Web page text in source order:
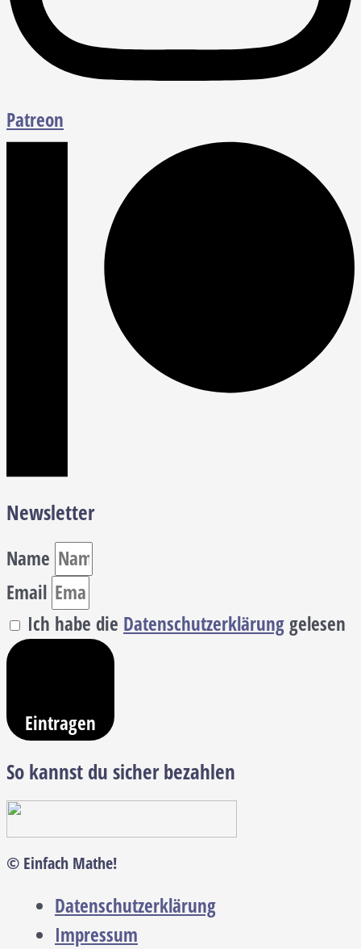
Patreon
Newsletter
Name
Email
Ich habe die Datenschutzerklärunggelesen
Eintragen
So kannst du sicher bezahlen
© Einfach Mathe!
Datenschutzerklärung
Impressum